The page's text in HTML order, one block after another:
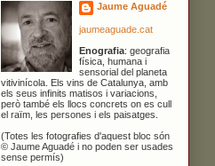
Jaume Aguadé
jaumeaguade.cat
Enografia: geografia
física, humana i
sensorial del planeta
vitivinícola. Els vins de Catalunya, amb
els seus infinits matisos i variacions,
però també els llocs concrets on es cull
el raïm, les persones i els paisatges.
(Totes les fotografies d'aquest bloc són
© Jaume Aguadé i no poden ser usades
sense permís)